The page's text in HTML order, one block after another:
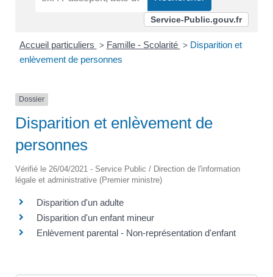
Service-Public.gouv.fr
Accueil particuliers > Famille - Scolarité > Disparition et
enlèvement de personnes
Dossier
Disparition et enlèvement de
personnes
Vérifié le 26/04/2021 - Service Public / Direction de l'information
légale et administrative (Premier ministre)
Disparition d'un adulte
Disparition d'un enfant mineur
Enlèvement parental - Non-représentation d'enfant